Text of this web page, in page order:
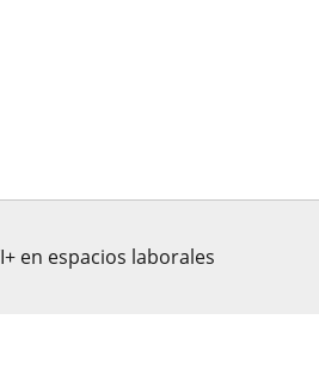
en espacios laborales